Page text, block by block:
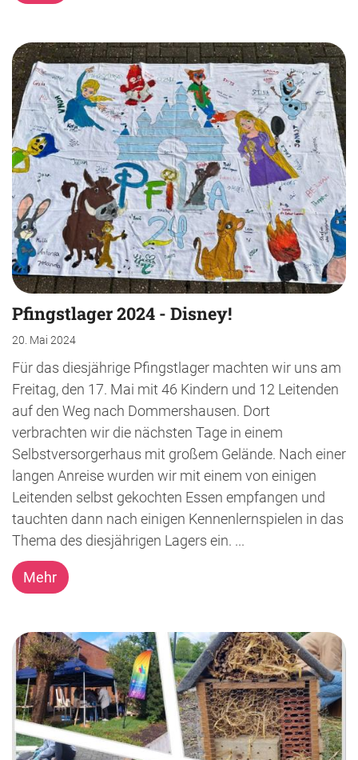
Pfingstlager 2024 - Disney!
20. Mai 2024
Für das diesjährige Pfingstlager machten wir uns am
Freitag, den 17. Mai mit 46 Kindern und 12 Leitenden
auf den Weg nach Dommershausen. Dort
verbrachten wir die nächsten Tage in einem
Selbstversorgerhaus mit großem Gelände. Nach einer
langen Anreise wurden wir mit einem von einigen
Leitenden selbst gekochten Essen empfangen und
tauchten dann nach einigen Kennenlernspielen in das
Thema des diesjährigen Lagers ein. ...
Mehr